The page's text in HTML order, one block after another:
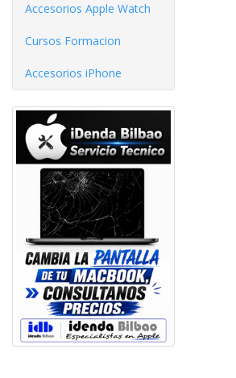
Accesorios Apple Watch
Cursos Formacion
Accesorios iPhone